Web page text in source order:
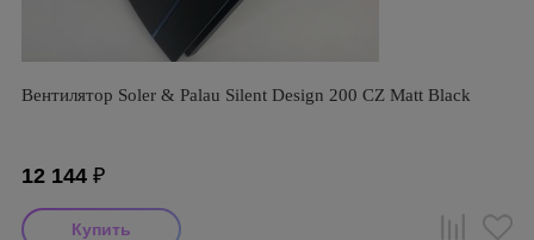
Вентилятор Soler & Palau Silent Design 200 CZ Matt Black
12 144 ₽